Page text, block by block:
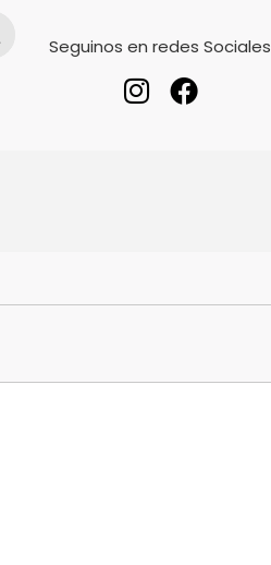
Seguinos en redes Sociales